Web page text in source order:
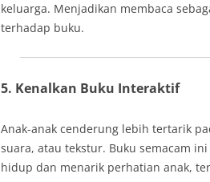
keluarga. Menjadikan membaca
terhadap buku.
5. Kenalkan Buku Interaktif
Anak-anak cenderung lebih tertarik
suara, atau tekstur. Buku semacam
hidup dan menarik perhatian anak,